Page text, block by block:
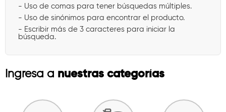
- Uso de comas para tener búsquedas múltiples.
- Uso de sinónimos para encontrar el producto.
- Escribir más de 3 caracteres para iniciar la
búsqueda.
Ingresa a nuestras categorías